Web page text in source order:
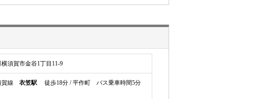
須賀市金谷1丁目11-9
賀線 衣笠駅 徒歩18分 / 平作町 バス乗車時間5分